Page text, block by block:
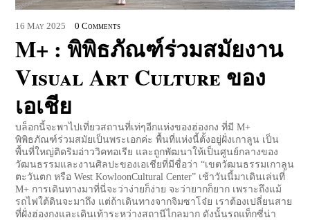
16 May 2025 0 Comments
M+ : พิพิธภัณฑ์ร่วมสมัยงาน
Visual Art Culture ของ
เอเชีย
บล็อกนี้จะพาไปเที่ยวสถานที่เท่ๆอีกแห่งของฮ่องกง ที่มี M+
พิพิธภัณฑ์ร่วมสมัยเป็นพระเอกค่ะ พื้นที่แห่งนี้ตั้งอยู่ฝั่งเกาลูน เป็น
พื้นที่ใหญ่ติดริมอ่าววิคทอเรีย และถูกพัฒนาให้เป็นศูนย์กลางของ
วัฒนธรรมและงานศิลปะของเอเชียที่มีชื่อว่า “เขตวัฒนธรรมเกาลูน
ตะวันตก หรือ West KowloonCultural Center” เช้าวันนี้มาเดินเล่นที่
M+ การเดินทางมาที่นี่จะว่าง่ายก็ง่าย จะว่ายากก็ยาก เพราะถึงแม้
รถไฟใต้ดินจะมาถึง แต่ถ้าเดินทางจากจิมซาโจ๋ย เราต้องเปลี่ยนสาย
ที่ฝั่งฮ่องกงและเดินเท้าระหว่างสถานีไกลมาก ดังนั้นรถแท็กซี่น่า